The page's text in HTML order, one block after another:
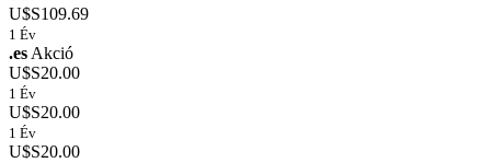
U$S109.69
1 Év
.es Akció
U$S20.00
1 Év
U$S20.00
1 Év
U$S20.00